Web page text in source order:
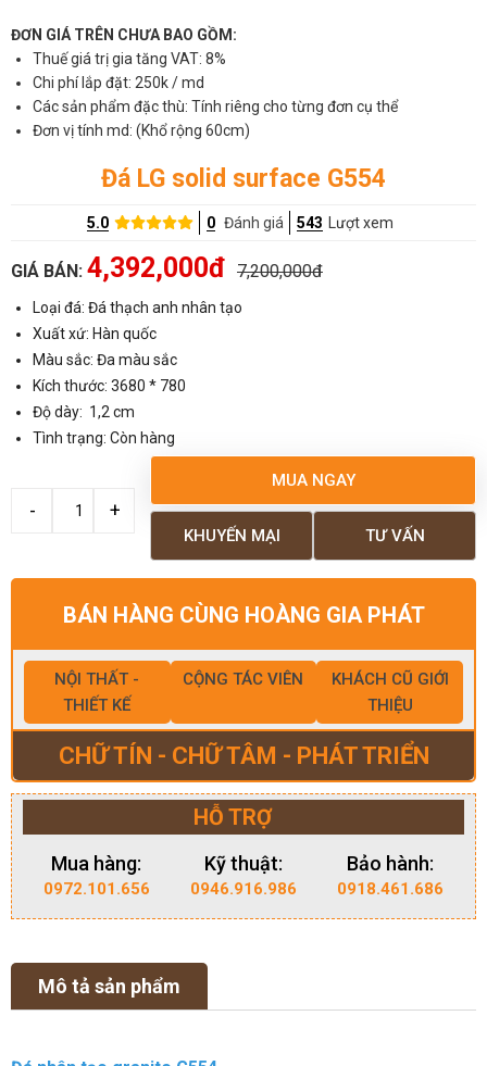
ĐƠN GIÁ TRÊN CHƯA BAO GỒM:
Thuế giá trị gia tăng VAT: 8%
Chi phí lắp đặt: 250k / md
Các sản phẩm đặc thù: Tính riêng cho từng đơn cụ thể
Đơn vị tính md: (Khổ rộng 60cm)
Đá LG solid surface G554
5.0 0 Đánh giá 543 Lượt xem
GIÁ BÁN: 4,392,000đ 7,200,000đ
Loại đá: Đá thạch anh nhân tạo
Xuất xứ: Hàn quốc
Màu sắc: Đa màu sắc
Kích thước: 3680 * 780
Độ dày: 1,2 cm
Tình trạng: Còn hàng
MUA NGAY
TƯ VẤN
KHUYẾN MẠI
BÁN HÀNG CÙNG HOÀNG GIA PHÁT
NỘI THẤT -
THIẾT KẾ
CỘNG TÁC VIÊN
KHÁCH CŨ GIỚI
THIỆU
CHỮ TÍN - CHỮ TÂM - PHÁT TRIỂN
HỖ TRỢ
Mua hàng:
0972.101.656
Kỹ thuật:
0946.916.986
Bảo hành:
0918.461.686
Mô tả sản phẩm